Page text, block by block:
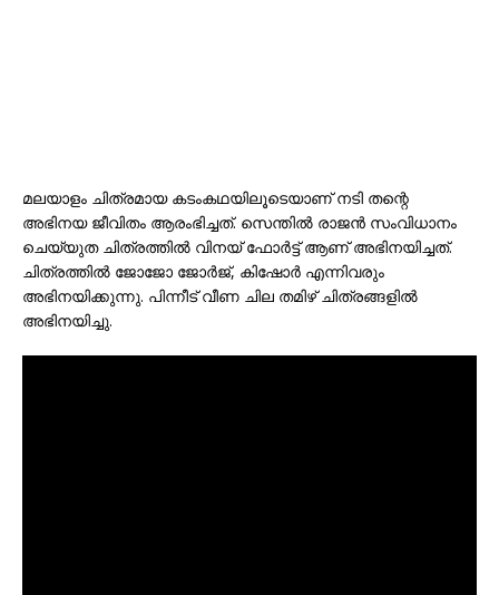
മലയാളം ചിത്രമായ കടംകഥയിലൂടെയാണ് നടി തന്റെ
അഭിനയ ജീവിതം ആരംഭിച്ചത്. സെന്തിൽ രാജൻ സംവിധാനം
ചെയ്യുത ചിത്രത്തിൽ വിനയ് ഫോർട്ട് ആണ് അഭിനയിച്ചത്.
ചിത്രത്തിൽ ജോജോ ജോർജ്, കിഷോർ എന്നിവരും
അഭിനയിക്കുന്നു. പിന്നീട് വീണ ചില തമിഴ് ചിത്രങ്ങളിൽ
അഭിനയിച്ചു.